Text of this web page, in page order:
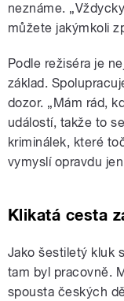
neznáme.
můžete jakýmkoli
Podle režiséra je
základ.
dozor. „Mám rád,
událostí, takže to
kriminálek, které
vymyslí opravdu
Klikatá cesta
Jako šestiletý kluk
tam byl pracovně.
spousta českých